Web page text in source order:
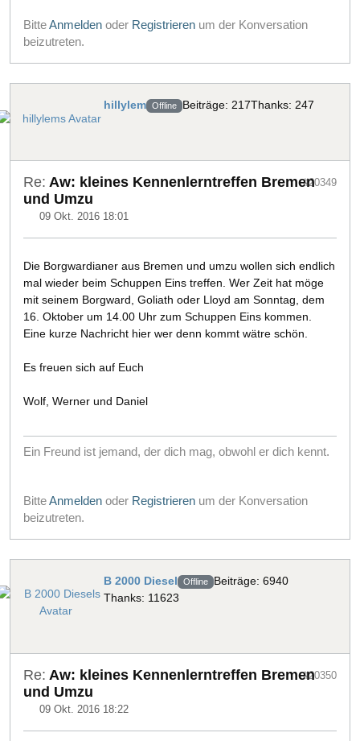
BitteAnmelden oder Registrieren um der Konversation
beizutreten.
hillylem Offline Beiträge: 217Thanks: 247
Re: Aw: kleines Kennenlerntreffen Bremen
und Umzu
09 Okt. 2016 18:01
#20349
Die Borgwardianer aus Bremen und umzu wollen sich endlich
mal wieder beim Schuppen Eins treffen. Wer Zeit hat möge
mit seinem Borgward, Goliath oder Lloyd am Sonntag, dem
16. Oktober um 14.00 Uhr zum Schuppen Eins kommen.
Eine kurze Nachricht hier wer denn kommt wätre schön.
Es freuen sich auf Euch
Wolf, Werner und Daniel
Ein Freund ist jemand, der dich mag, obwohl er dich kennt.
BitteAnmelden oder Registrieren um der Konversation
beizutreten.
B 2000 Diesel Offline Beiträge: 6940
Thanks: 11623
Re: Aw: kleines Kennenlerntreffen Bremen
und Umzu
09 Okt. 2016 18:22
#20350